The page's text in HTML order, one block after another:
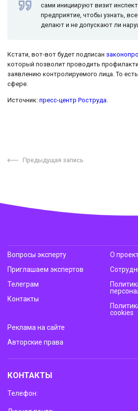
сами инициируют визит
предприятие, чтобы узнать,
делают и не допускают ли
Кстати, вот-вот будет подписан
который позволит проводить
заявлению контролируемого лица. То
сфере.
Источник: пресс-центр Роструда.
Предыдущая запись
Вопросы эксперту
Приглашаем экспертов
Телеграм
Контакты
О
cookies
Реклама на сайте
Авторские права
КОНТАКТЫ
Телефон: